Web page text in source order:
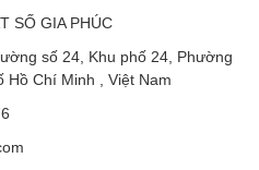
1TB. Bạn sẽ không còn
khoảng: 28 GB
đa 1 TB
SỐ GIA PHÚC
số 24, Khu phố 24, Phường
Hồ Chí Minh , Việt Nam